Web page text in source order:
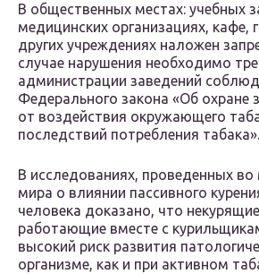
В общественных местах: учебных
медицинских организациях, кафе,
других учреждениях наложен
случае нарушения необходимо
администрации заведений
Федерального закона «Об охране
от воздействия окружающего
последствий потребления табака».
В исследованиях, проведенных во
мира о влиянии пассивного
человека доказано, что
работающие вместе с
высокий риск развития
организме, как и при активном